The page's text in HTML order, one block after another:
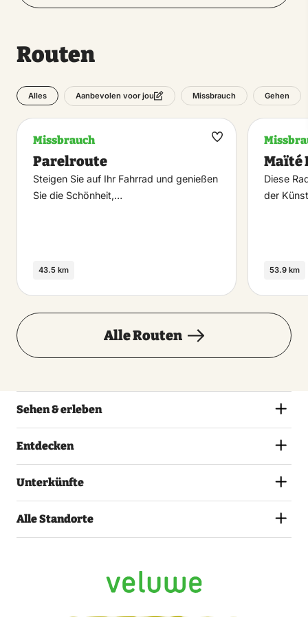
Routen
Alles Aanbevolen voor jou Missbrauch Gehen
Missbrauch
Parelroute
Steigen Sie auf Ihr Fahrrad und genießen
Sie die Schönheit,…
43.5 km
Maak
Maïté
Diese
der
53.9 km
Alle Routen
Sehen & erleben
Entdecken
Unterkünfte
Alle Standorte